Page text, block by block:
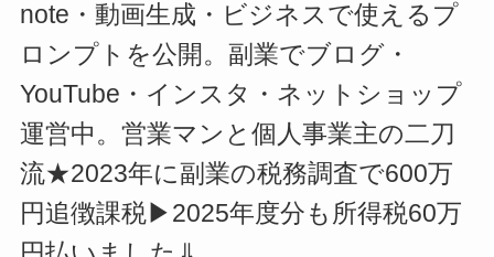
note・動画生成・ビジネスで使えるプ
ロンプトを公開。副業でブログ・
YouTube・インスタ・ネットショップ
運営中。営業マンと個人事業主の二刀
流★2023年に副業の税務調査で600万
円追徴課税▶2025年度分も所得税60万